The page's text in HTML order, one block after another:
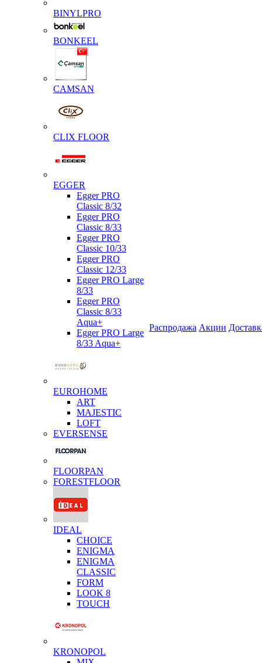
BINYLPRO
BONKEEL
CAMSAN
CLIX FLOOR
EGGER
Egger PRO
Classic 8/32
Egger PRO
Classic 8/33
Egger PRO
Classic 10/33
Egger PRO
Classic 12/33
Egger PRO Large
8/33
Egger PRO
Classic 8/33
Aqua+
Egger PRO Large
8/33 Aqua+
EUROHOME
ART
MAJESTIC
LOFT
EVERSENSE
FLOORPAN
FORESTFLOOR
IDEAL
CHOICE
ENIGMA
ENIGMA
CLASSIC
FORM
LOOK 8
TOUCH
KRONOPOL
Распродажа Акции